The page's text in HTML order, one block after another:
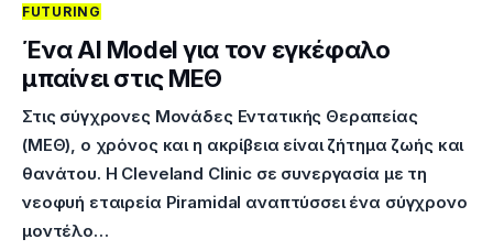
Επικοινωνία
FUTURING
Ένα AI Model για τον εγκέφαλο
μπαίνει στις ΜΕΘ
Στις σύγχρονες Μονάδες Εντατικής Θεραπείας
(ΜΕΘ), ο χρόνος και η ακρίβεια είναι ζήτημα ζωής και
θανάτου. Η Cleveland Clinic σε συνεργασία με τη
νεοφυή εταιρεία Piramidal αναπτύσσει ένα σύγχρονο
μοντέλο…